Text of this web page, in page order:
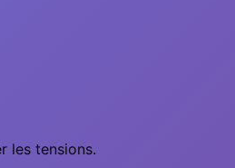
les tensions.